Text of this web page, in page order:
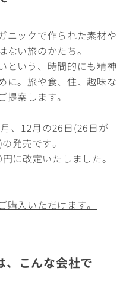
ニックで作られた素材や
い旅のかたち。
という、時間的にも精神
に。旅や食、住、趣味な
案します。
、12月の26日(26日が
発売です。
に改定いたしました。
入いただけます。
、こんな会社で